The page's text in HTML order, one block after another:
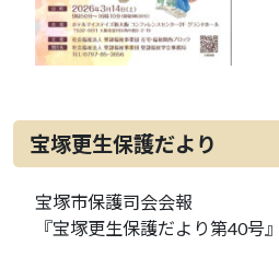
宝塚更生保護だより
宝塚市保護司会会報
『宝塚更生保護だより第40号』